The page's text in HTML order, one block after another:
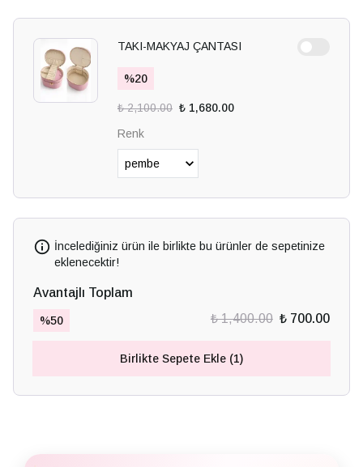
TAKI-MAKYAJ ÇANTASI
%20
₺ 2,100.00 ₺ 1,680.00
Renk
İncelediğiniz ürün ile birlikte bu ürünler de sepetinize
eklenecektir!
Avantajlı Toplam
%50 ₺ 1,400.00 ₺ 700.00
Birlikte Sepete Ekle (1)